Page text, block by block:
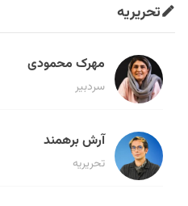
تحریریه
مهرک محمودی
سردبیر
آرش برهمند
تحریریه